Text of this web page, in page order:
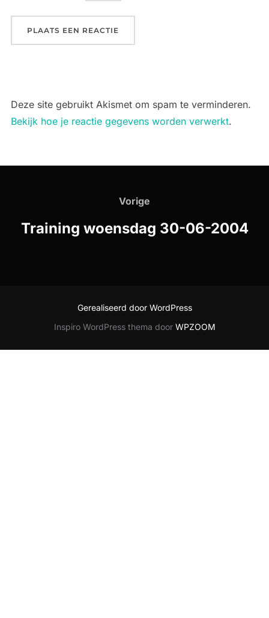
Deze site gebruikt Akismet om spam te verminderen.
Bekijk hoe je reactie gegevens worden verwerkt.
Vorige
Vorige
Training woensdag 30-06-2004
Gerealiseerd door WordPress
Inspiro WordPress thema door WPZOOM